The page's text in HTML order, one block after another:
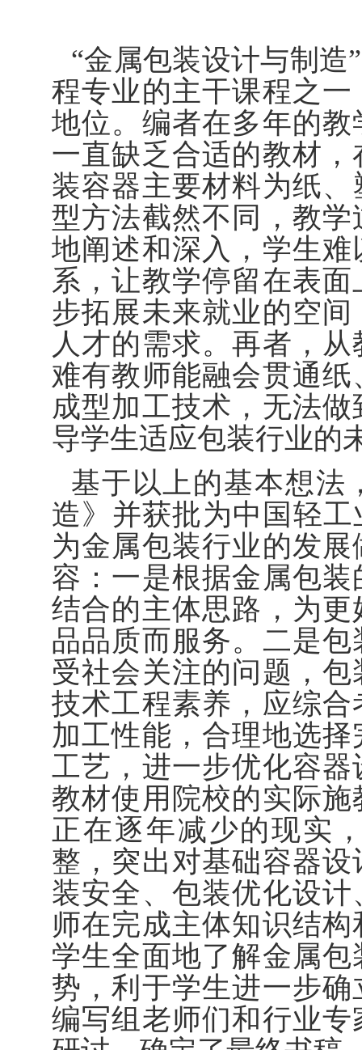
“金属包装设计与制
程专业的主干课程之
地位。编者在多年的
一直缺乏合适的教材
装容器主要材料为纸
型方法截然不同，教
地阐述和深入，学生
系，让教学停留在表
步拓展未来就业的空
人才的需求。再者，
难有教师能融会贯通
成型加工技术，无法
导学生适应包装行业的
基于以上的基本想法
造》并获批为中国轻
为金属包装行业的发
容：一是根据金属包
结合的主体思路，为
品品质而服务。二是
受社会关注的问题，
技术工程素养，应综
加工性能，合理地选
工艺，进一步优化容
教材使用院校的实际
正在逐年减少的现实
整，突出对基础容器
装安全、包装优化设
师在完成主体知识结
学生全面地了解金属
势，利于学生进一步
编写组老师们和行业